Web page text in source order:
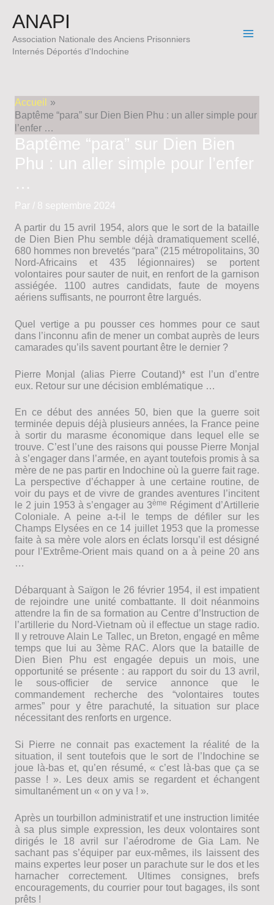
contenu
ANAPI
Association Nationale des Anciens Prisonniers
Internés Déportés d'Indochine
Accueil
Baptême “para” sur Dien Bien Phu : un aller simple pour
l’enfer …
Baptême “para” sur Dien Bien
Phu : un aller simple pour l’enfer
…
Par / 8 septembre 2024
A partir du 15 avril 1954, alors que le sort de la bataille
de Dien Bien Phu semble déjà dramatiquement scellé,
680 hommes non brevetés “para” (215 métropolitains, 30
Nord-Africains et 435 légionnaires) se portent
volontaires pour sauter de nuit, en renfort de la garnison
assiégée. 1100 autres candidats, faute de moyens
aériens suffisants, ne pourront être largués.
Quel vertige a pu pousser ces hommes pour ce saut
dans l’inconnu afin de mener un combat auprès de leurs
camarades qu’ils savent pourtant être le dernier ?
Pierre Monjal (alias Pierre Coutand)* est l’un d’entre
eux. Retour sur une décision emblématique …
En ce début des années 50, bien que la guerre soit
terminée depuis déjà plusieurs années, la France peine
à sortir du marasme économique dans lequel elle se
trouve. C’est l’une des raisons qui pousse Pierre Monjal
à s’engager dans l’armée, en ayant toutefois promis à sa
mère de ne pas partir en Indochine où la guerre fait rage.
La perspective d’échapper à une certaine routine, de
voir du pays et de vivre de grandes aventures l’incitent
le 2 juin 1953 à s’engager au 3ème
Régiment d’Artillerie
Coloniale. A peine a-t-il le temps de défiler sur les
Champs Elysées en ce 14 juillet 1953 que la promesse
faite à sa mère vole alors en éclats lorsqu’il est désigné
pour l’Extrême-Orient mais quand on a à peine 20 ans
…
Débarquant à Saïgon le 26 février 1954, il est impatient
de rejoindre une unité combattante. Il doit néanmoins
attendre la fin de sa formation au Centre d’Instruction de
l’artillerie du Nord-Vietnam où il effectue un stage radio.
Il y retrouve Alain Le Tallec, un Breton, engagé en même
temps que lui au 3ème RAC. Alors que la bataille de
Dien Bien Phu est engagée depuis un mois, une
opportunité se présente : au rapport du soir du 13 avril,
le sous-officier de service annonce que le
commandement recherche des “volontaires toutes
armes” pour y être parachuté, la situation sur place
nécessitant des renforts en urgence.
Si Pierre ne connait pas exactement la réalité de la
situation, il sent toutefois que le sort de l’Indochine se
joue là-bas et, qu’en résumé, « c’est là-bas que ça se
passe ! ». Les deux amis se regardent et échangent
simultanément un « on y va ! ».
Après un tourbillon administratif et une instruction limitée
à sa plus simple expression, les deux volontaires sont
dirigés le 18 avril sur l’aérodrome de Gia Lam. Ne
sachant pas s’équiper par eux-mêmes, ils laissent des
mains expertes leur poser un parachute sur le dos et les
harnacher correctement. Ultimes consignes, brefs
encouragements, du courrier pour tout bagages, ils sont
prêts !